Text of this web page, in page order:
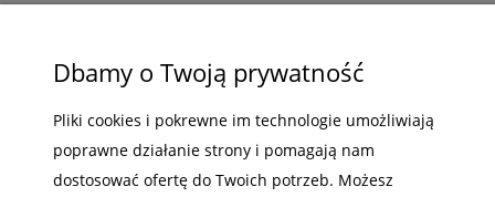
MOJE KONTO
INFORMACJE
Dbamy o Twoją prywatność
Pliki cookies i pokrewne im technologie umożliwiają
poprawne działanie strony i pomagają nam
dostosować ofertę do Twoich potrzeb. Możesz